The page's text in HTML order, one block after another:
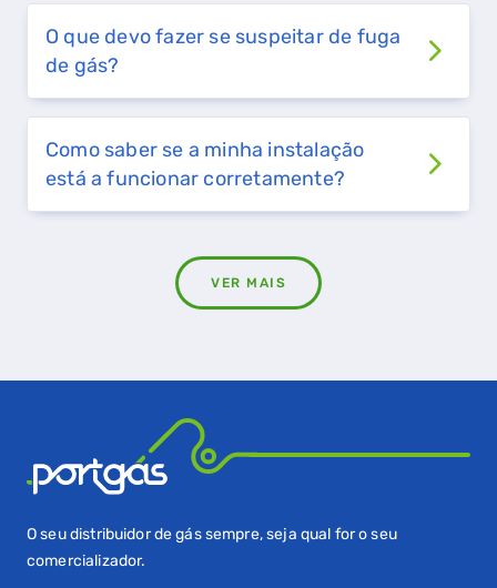
O que devo fazer se suspeitar de fuga
de gás?
Como saber se a minha instalação
está a funcionar corretamente?
VER MAIS
O seu distribuidor de gás sempre, seja qual for o seu
comercializador.